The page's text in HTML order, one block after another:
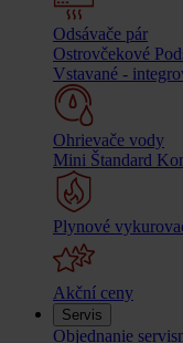
Odsávače pár
Ostrovčekové
Vstavané -
Ohrievače vody
Mini Štandard
Plynové
Akční ceny
Servis
Objednanie